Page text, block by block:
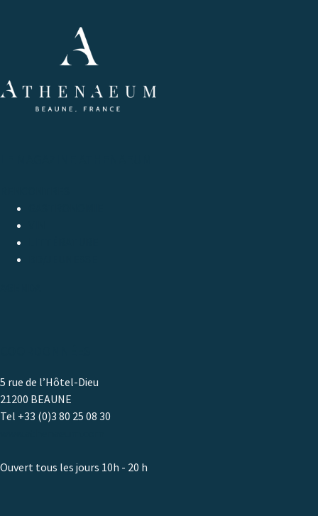
5 rue de l’Hôtel-Dieu
21200 BEAUNE
Tel +33 (0)3 80 25 08 30
Ouvert tous les jours 10h - 20 h